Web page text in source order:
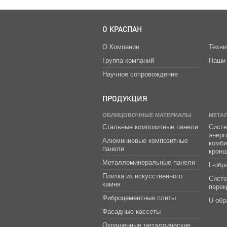
О КРАСПАН
О Компании
Группа компаний
Научное сопровождение
Наши
ПРОДУКЦИЯ
ОБЛИЦОВОЧНЫЕ МАТЕРИАЛЫ
Стальные композитные панели
Алюминиевые композитные
панели
Металломинеральные панели
Плитка из искусственного
камня
Фиброцементные плиты
Фасадные кассеты
Окрашенные металлические
L-
U-